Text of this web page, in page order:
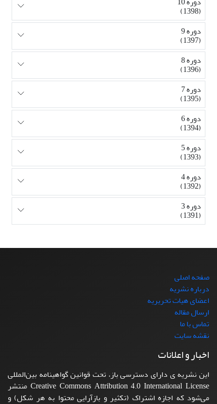
(1398)
دوره 9
(1397)
دوره 8
(1396)
دوره 7
(1395)
دوره 6
(1394)
دوره 5
(1393)
دوره 4
(1392)
دوره 3
(1391)
صفحه اصلی
درباره نشریه
اعضای هیات تحریریه
ارسال مقاله
تماس با ما
نقشه سایت
اخبار و اعلانات
این نشریه ی دارای دسترسی باز، تحت قوانین گواهینامه بین‌المللی
Creative Commons Attribution 4.0 International License منتشر
می‌شود که اجازه اشتراک (تکثیر و بازآرایی محتوا به هر شکل) و